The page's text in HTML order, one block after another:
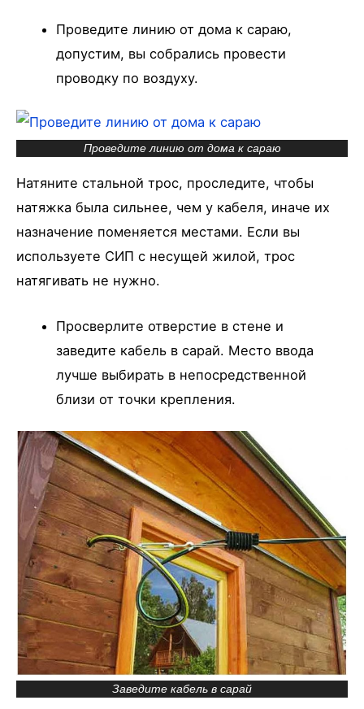
Проведите линию от дома к сараю,
допустим, вы собрались провести
проводку по воздуху.
Проведите линию от дома к сараю
Натяните стальной трос, проследите, чтобы
натяжка была сильнее, чем у кабеля, иначе их
назначение поменяется местами. Если вы
используете СИП с несущей жилой, трос
натягивать не нужно.
Просверлите отверстие в стене и
заведите кабель в сарай. Место ввода
лучше выбирать в непосредственной
близи от точки крепления.
Заведите кабель в сарай